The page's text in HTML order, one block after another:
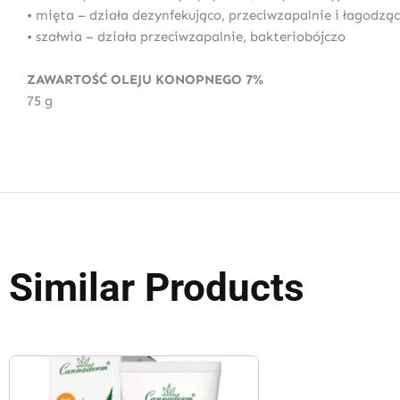
• mięta – działa dezynfekująco, przeciwzapalnie i
• szałwia – działa przeciwzapalnie, bakteriobójczo
ZAWARTOŚĆ OLEJU KONOPNEGO 7%
75 g
Similar Products